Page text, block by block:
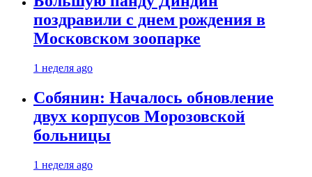
поздравили с днем рождения в
Московском зоопарке
1 неделя ago
Собянин: Началось обновление
двух корпусов Морозовской
больницы
1 неделя ago